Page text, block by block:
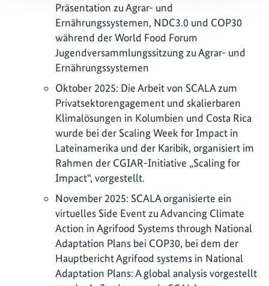
Präsentation zu Agrar- und
Ernährungssystemen, NDC3.0 und COP30
während der World Food Forum
Jugendversammlungssitzung zu Agrar- und
Ernährungssystemen
Oktober 2025: Die Arbeit von SCALA zum
Privatsektorengagement und skalierbaren
Klimalösungen in Kolumbien und Costa Rica
wurde bei der Scaling Week for Impact in
Lateinamerika und der Karibik, organisiert im
Rahmen der CGIAR-Initiative „Scaling for
Impact“, vorgestellt.
November 2025: SCALA organisierte ein
virtuelles Side Event zu Advancing Climate
Action in Agrifood Systems through National
Adaptation Plans bei COP30, bei dem der
Hauptbericht Agrifood systems in National
Adaptation Plans: A global analysis vorgestellt